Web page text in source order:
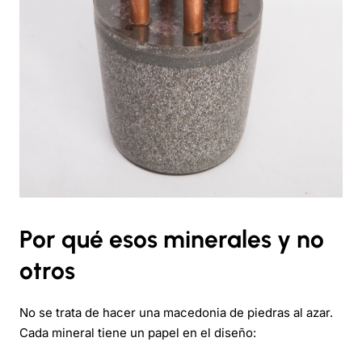
Por qué esos minerales y no
otros
No se trata de hacer una macedonia de piedras al azar.
Cada mineral tiene un papel en el diseño: